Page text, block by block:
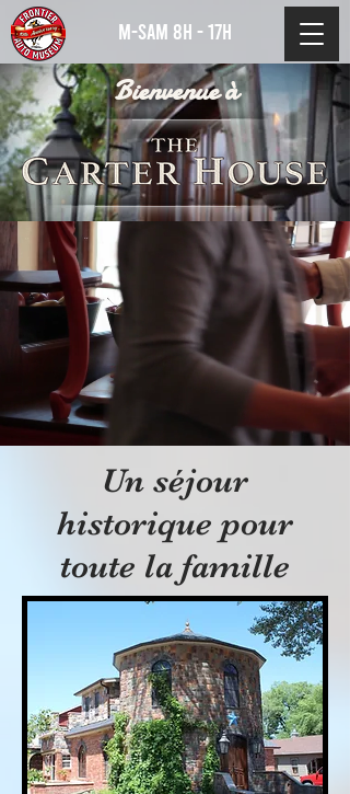
m-sam 8h - 17h
Bienvenue à
Un séjour
historique pour
toute la famille